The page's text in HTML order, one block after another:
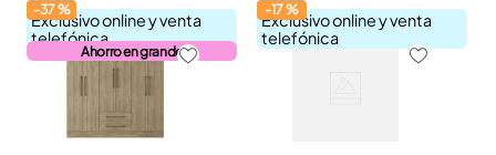
Exclusivo online y venta
telefónica
Ahorro en grande
-37%
Exclusivo online y venta
telefónica
-17%